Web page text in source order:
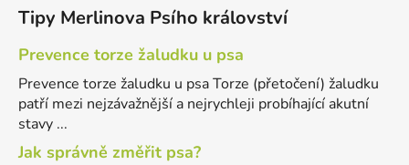
Tipy Merlinova Psího království
Prevence torze žaludku u psa
Prevence torze žaludku u psa Torze (přetočení) žaludku
patří mezi nejzávažnější a nejrychleji probíhající akutní
stavy ...
Jak správně změřit psa?